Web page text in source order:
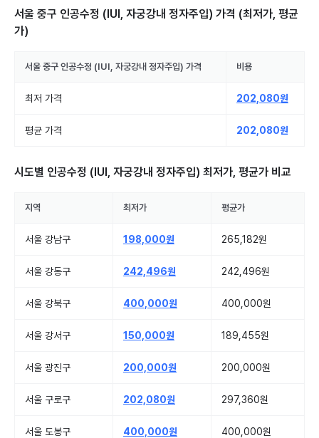
서울 중구 인공수정 (IUI, 자궁강내 정자주입) 가격 (최저가, 평균
가)
서울 중구 인공수정 (IUI, 자궁강내 정자주입) 가격 비용
최저 가격 202,080원
평균 가격 202,080원
시도별 인공수정 (IUI, 자궁강내 정자주입) 최저가, 평균가 비교
지역 최저가 평균가
서울 강남구 198,000원 265,182원
서울 강동구 242,496원 242,496원
서울 강북구 400,000원 400,000원
서울 강서구 150,000원 189,455원
서울 광진구 200,000원 200,000원
서울 구로구 202,080원 297,360원
서울 도봉구 400,000원 400,000원